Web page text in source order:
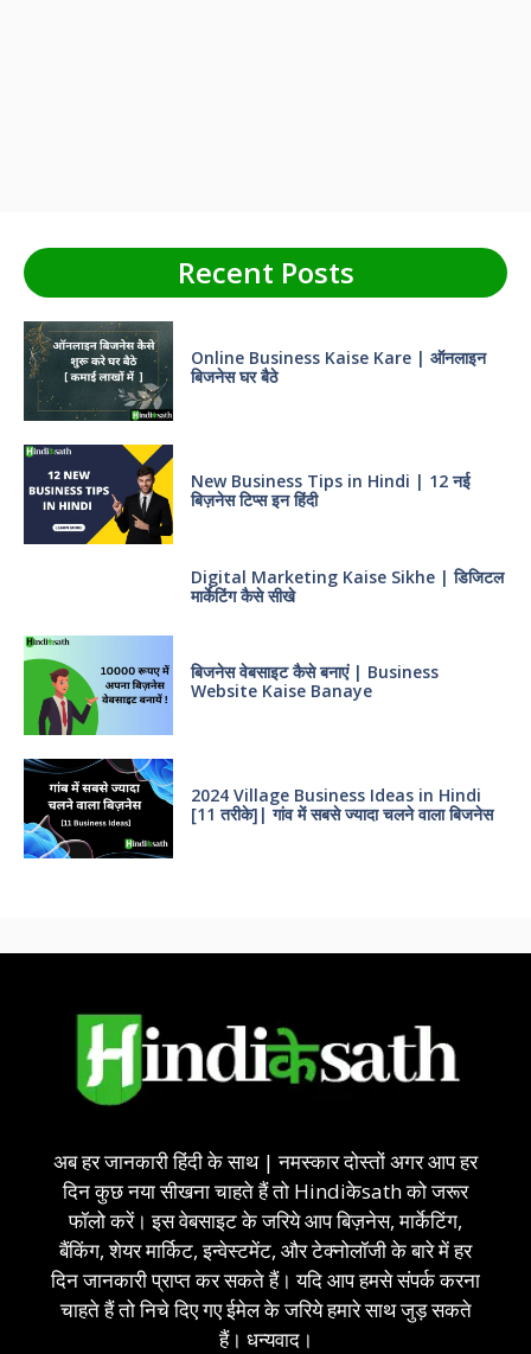
Recent Posts
Online Business Kaise Kare | ऑनलाइन
बिजनेस घर बैठे
New Business Tips in Hindi | 12 नई
बिज़नेस टिप्स इन हिंदी
Digital Marketing Kaise Sikhe | डिजिटल
मार्केटिंग कैसे सीखे
बिजनेस वेबसाइट कैसे बनाएं | Business
Website Kaise Banaye
2024 Village Business Ideas in Hindi
[11 तरीके]| गांव में सबसे ज्यादा चलने वाला बिजनेस
अब हर जानकारी हिंदी के साथ | नमस्कार दोस्तों अगर आप हर
दिन कुछ नया सीखना चाहते हैं तो Hindiकेsath को जरूर
फॉलो करें। इस वेबसाइट के जरिये आप बिज़नेस, मार्केटिंग,
बैंकिंग, शेयर मार्किट, इन्वेस्टमेंट, और टेक्नोलॉजी के बारे में हर
दिन जानकारी प्राप्त कर सकते हैं। यदि आप हमसे संपर्क करना
चाहते हैं तो निचे दिए गए ईमेल के जरिये हमारे साथ जुड़ सकते
हैं। धन्यवाद।